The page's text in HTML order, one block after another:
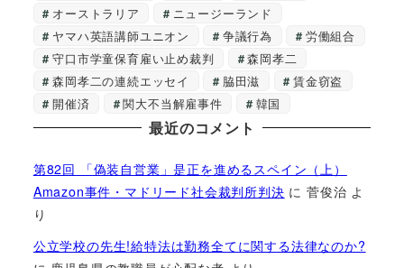
オーストラリア
ニュージーランド
ヤマハ英語講師ユニオン
争議行為
労働組合
守口市学童保育雇い止め裁判
森岡孝二
森岡孝二の連続エッセイ
脇田滋
賃金窃盗
開催済
関大不当解雇事件 韓国
最近のコメント
第82回 「偽装自営業」是正を進めるスペイン（上）
Amazon事件・マドリード社会裁判所判決 に菅俊治 よ
り
公立学校の先生!給特法は勤務全てに関する法律なのか?